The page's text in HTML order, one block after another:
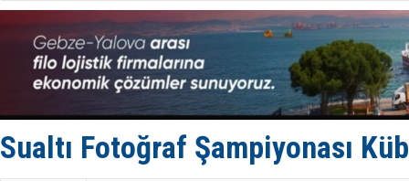
Uzmanlar
Gemi
Makine
Dron
'REGAL
Gemide 5
Yakıt
Sualtı Fotoğraf Şampiyonası